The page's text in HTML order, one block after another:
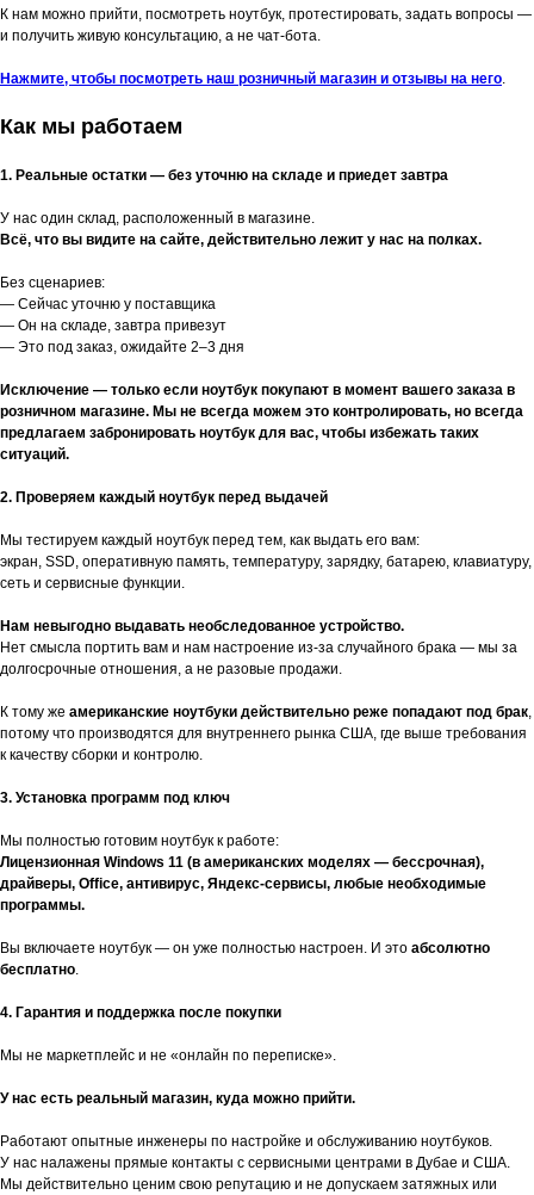
К нам можно прийти, посмотреть ноутбук, протестировать, задать вопросы —
и получить живую консультацию, а не чат-бота.
Нажмите, чтобы посмотреть наш розничный магазин и отзывы на него.
Как мы работаем
1. Реальные остатки — без уточню на складе и приедет завтра
У нас один склад, расположенный в магазине.
Всё, что вы видите на сайте, действительно лежит у нас на полках.
Без сценариев:
— Сейчас уточню у поставщика
— Он на складе, завтра привезут
— Это под заказ, ожидайте 2–3 дня
Исключение — только если ноутбук покупают в момент вашего заказа в
розничном магазине. Мы не всегда можем это контролировать, но всегда
предлагаем забронировать ноутбук для вас, чтобы избежать таких
ситуаций.
2. Проверяем каждый ноутбук перед выдачей
Мы тестируем каждый ноутбук перед тем, как выдать его вам:
экран, SSD, оперативную память, температуру, зарядку, батарею, клавиатуру,
сеть и сервисные функции.
Нам невыгодно выдавать необследованное устройство.
Нет смысла портить вам и нам настроение из-за случайного брака — мы за
долгосрочные отношения, а не разовые продажи.
К тому же американские ноутбуки действительно реже попадают под брак,
потому что производятся для внутреннего рынка США, где выше требования
к качеству сборки и контролю.
3. Установка программ под ключ
Мы полностью готовим ноутбук к работе:
Лицензионная Windows 11 (в американских моделях — бессрочная),
драйверы, Office, антивирус, Яндекс-сервисы, любые необходимые
программы.
Вы включаете ноутбук — он уже полностью настроен. И это абсолютно
бесплатно.
4. Гарантия и поддержка после покупки
Мы не маркетплейс и не «онлайн по переписке».
У нас есть реальный магазин, куда можно прийти.
Работают опытные инженеры по настройке и обслуживанию ноутбуков.
У нас налажены прямые контакты с сервисными центрами в Дубае и США.
Мы действительно ценим свою репутацию и не допускаем затяжных или